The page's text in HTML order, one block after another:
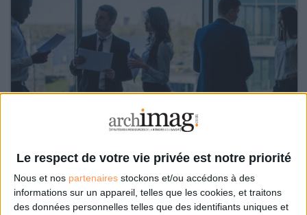
Le respect de votre vie privée est notre priorité
Nous et nos partenaires stockons et/ou accédons à des
informations sur un appareil, telles que les cookies, et traitons
des données personnelles telles que des identifiants uniques et
Le 27/mai/2019
Clémence Jost
AbonnésLes données liées aux recrutements ou aux salariés ont été
directement impactées par l'entrée en vigueur du RGPD il y a un an. Si ce